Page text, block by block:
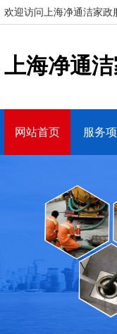
欢迎访问上海净通洁家政
上海净通
网站首页 服务